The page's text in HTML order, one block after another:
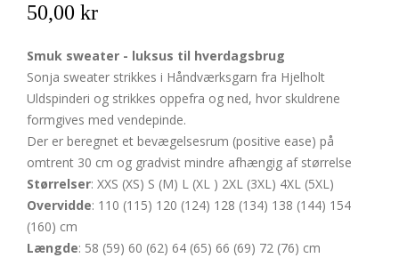
50,00 kr
Smuk sweater - luksus til hverdagsbrug
Sonja sweater strikkes i Håndværksgarn fra Hjelholt
Uldspinderi og strikkes oppefra og ned, hvor skuldrene
formgives med vendepinde.
Der er beregnet et bevægelsesrum (positive ease) på
omtrent 30 cm og gradvist mindre afhængig af størrelse
Størrelser: XXS (XS) S (M) L (XL ) 2XL (3XL) 4XL (5XL)
Overvidde: 110 (115) 120 (124) 128 (134) 138 (144) 154
(160) cm
Længde: 58 (59) 60 (62) 64 (65) 66 (69) 72 (76) cm